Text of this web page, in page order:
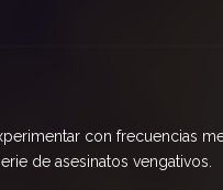
con frecuencias
de asesinatos vengativos.